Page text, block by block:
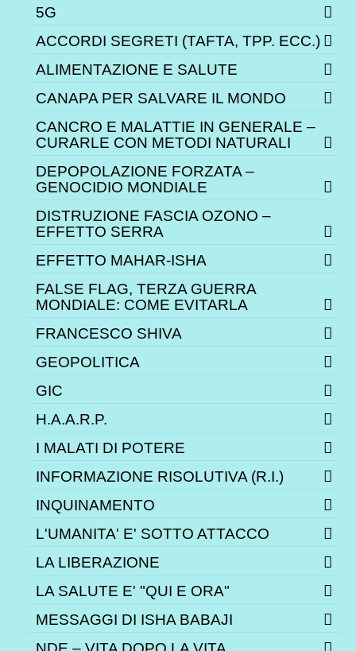
5G
ACCORDI SEGRETI (TAFTA, TPP. ECC.)
ALIMENTAZIONE E SALUTE
CANAPA PER SALVARE IL MONDO
CANCRO E MALATTIE IN GENERALE –
CURARLE CON METODI NATURALI
DEPOPOLAZIONE FORZATA –
GENOCIDIO MONDIALE
DISTRUZIONE FASCIA OZONO –
EFFETTO SERRA
EFFETTO MAHAR-ISHA
FALSE FLAG, TERZA GUERRA
MONDIALE: COME EVITARLA
FRANCESCO SHIVA
GEOPOLITICA
GIC
H.A.A.R.P.
I MALATI DI POTERE
INFORMAZIONE RISOLUTIVA (R.I.)
INQUINAMENTO
L'UMANITA' E' SOTTO ATTACCO
LA LIBERAZIONE
LA SALUTE E' "QUI E ORA"
MESSAGGI DI ISHA BABAJI